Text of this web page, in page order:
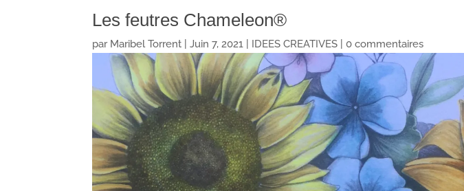
Les feutres Chameleon®️
par Maribel Torrent |Juin 7, 2021 IDEES CREATIVES |0 commentaires